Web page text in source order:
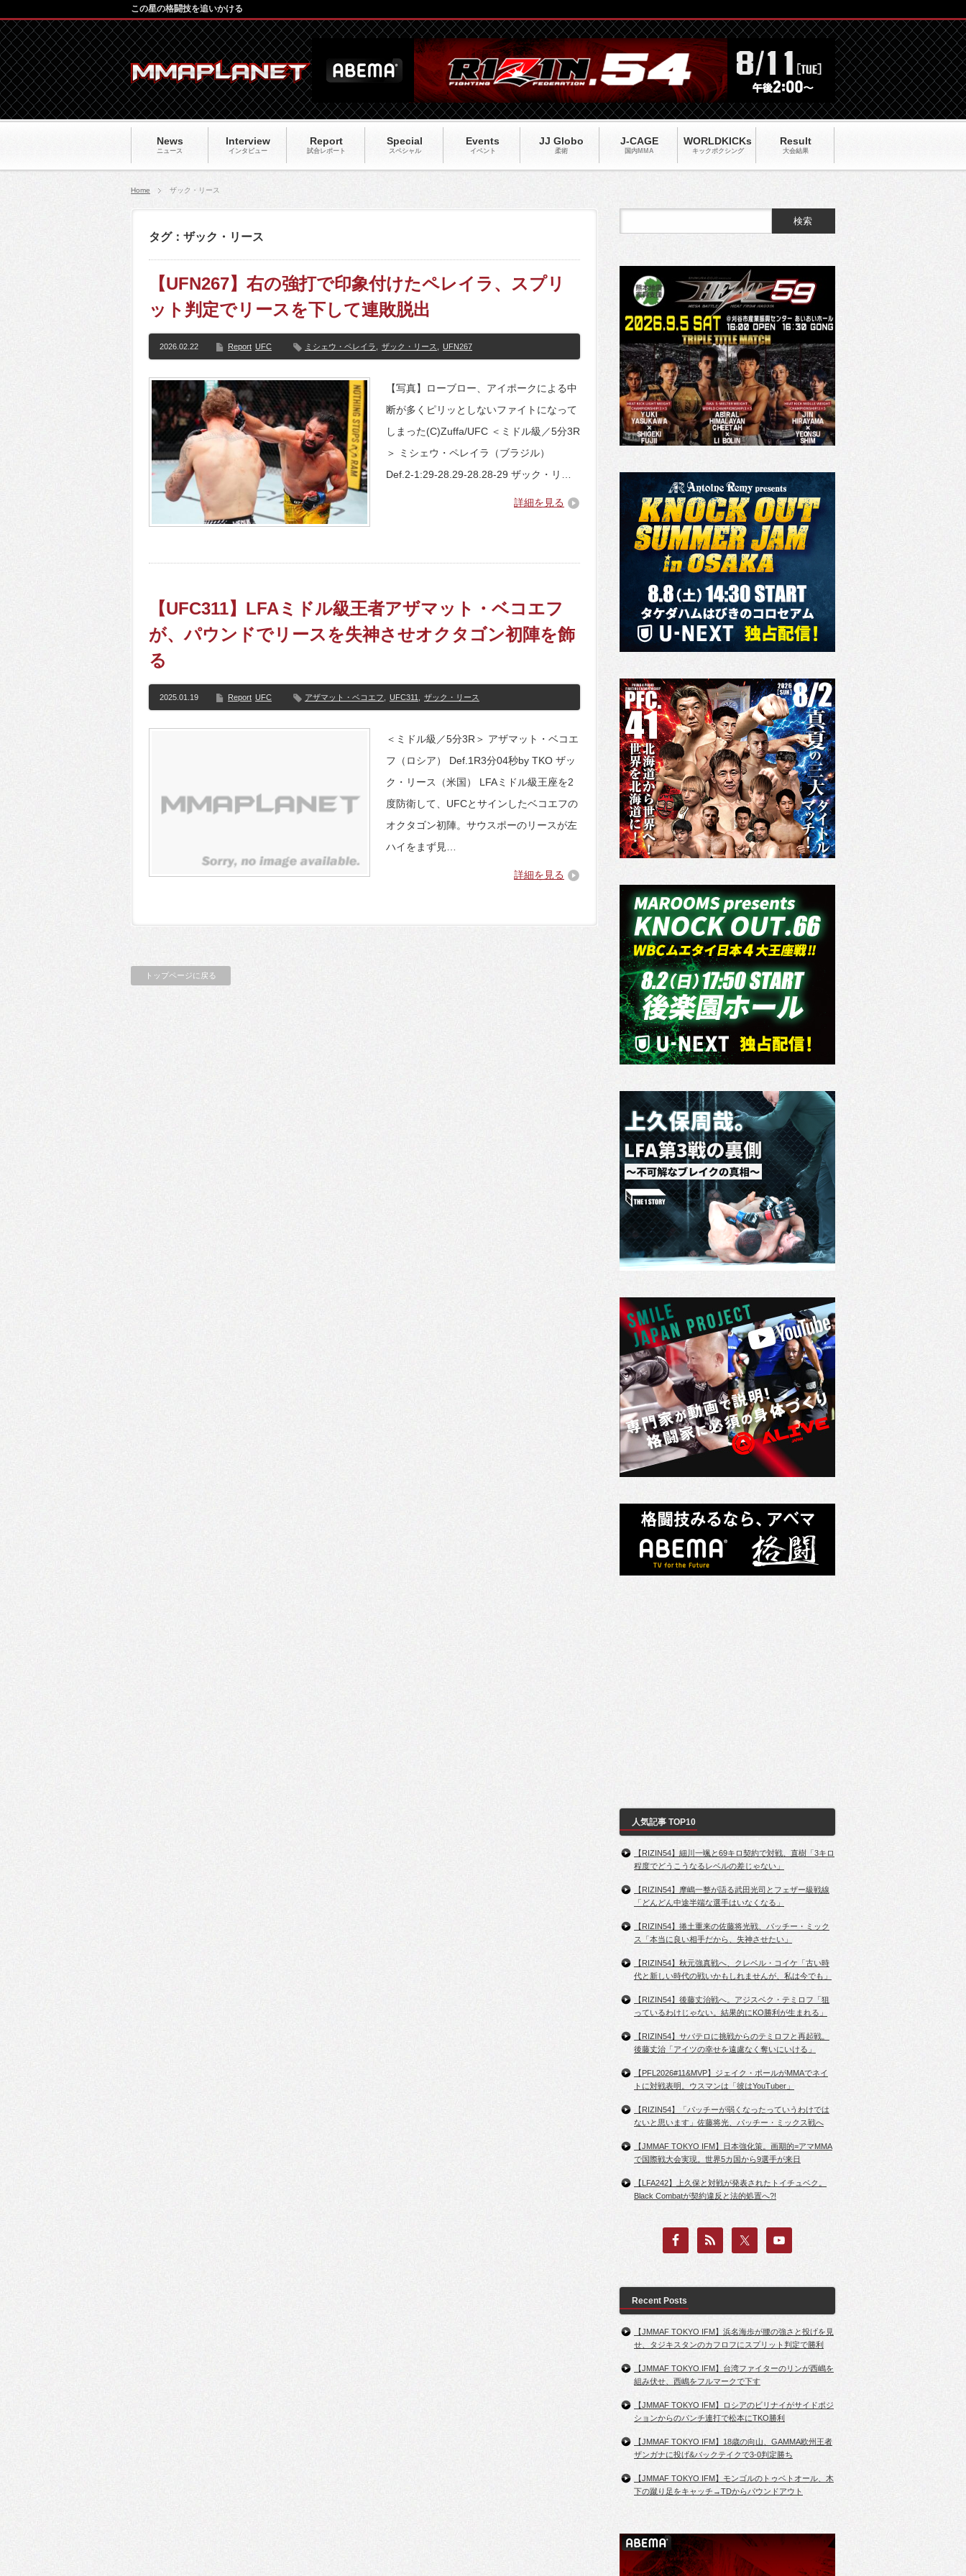
News
ニュース
Interview
インタビュー
Report
試合レポート
Special
スペシャル
Events
イベント
JJ Globo
柔術
J-CAGE
国内MMA
WORLDKICKs
キックポクシング
Result
大会結果
この星の格闘技を追いかける
Home ザック・リース
タグ：ザック・リース
【UFN267】右の強打で印象付けたペレイラ、スプリ
ット判定でリースを下して連敗脱出
2026.02.22 Report UFC ミシェウ・ペレイラ ザック・リース UFN267
【写真】ローブロー、アイポークによる中
断が多くピリッとしないファイトになって
しまった(C)Zuffa/UFC ＜ミドル級／5分3R
＞ ミシェウ・ペレイラ（ブラジル）
Def.2-1:29-28.29-28.28-29 ザック・リ…
詳細を見る
【UFC311】LFAミドル級王者アザマット・ベコエフ
が、パウンドでリースを失神させオクタゴン初陣を飾
る
2025.01.19 Report UFC アザマット・ベコエフ UFC311 ザック・リース
＜ミドル級／5分3R＞ アザマット・ベコエ
フ（ロシア） Def.1R3分04秒by TKO ザッ
ク・リース（米国） LFAミドル級王座を2
度防衛して、UFCとサインしたベコエフの
オクタゴン初陣。サウスポーのリースが左
ハイをまず見…
詳細を見る
トップページに戻る
人気記事 TOP10
【RIZIN54】細川一颯と69キロ契約で対戦、直樹「3キロ
程度でどうこうなるレベルの差じゃない」
【RIZIN54】摩嶋一整が語る武田光司とフェザー級戦線
「どんどん中途半端な選手はいなくなる」
【RIZIN54】捲土重来の佐藤将光戦、パッチー・ミック
ス「本当に良い相手だから、失神させたい」
【RIZIN54】秋元強真戦へ、クレベル・コイケ「古い時
代と新しい時代の戦いかもしれませんが、私は今でも」
【RIZIN54】後藤丈治戦へ。アジスベク・テミロフ「狙
っているわけじゃない。結果的にKO勝利が生まれる」
【RIZIN54】サバテロに挑戦からのテミロフと再起戦。
後藤丈治「アイツの幸せを遠慮なく奪いにいける」
【PFL2026#11&MVP】ジェイク・ポールがMMAでネイ
トに対戦表明。ウスマンは「彼はYouTuber」
【RIZIN54】「パッチーが弱くなったっていうわけでは
ないと思います」佐藤将光、パッチー・ミックス戦へ
【JMMAF TOKYO IFM】日本強化策。画期的=アマMMA
で国際戦大会実現。世界5カ国から9選手が来日
【LFA242】上久保と対戦が発表されたトイチュベク。
Black Combatが契約違反と法的処置へ?!
Recent Posts
【JMMAF TOKYO IFM】浜名海歩が腰の強さと投げを見
せ、タジキスタンのカフロフにスプリット判定で勝利
【JMMAF TOKYO IFM】台湾ファイターのリンが西嶋を
組み伏せ、西嶋をフルマークで下す
【JMMAF TOKYO IFM】ロシアのビリナイがサイドポジ
ションからのパンチ連打で松本にTKO勝利
【JMMAF TOKYO IFM】18歳の向山、GAMMA欧州王者
ザンガナに投げ&バックテイクで3-0判定勝ち
【JMMAF TOKYO IFM】モンゴルのトゥベトオール、木
下の蹴り足をキャッチ→TDからパウンドアウト